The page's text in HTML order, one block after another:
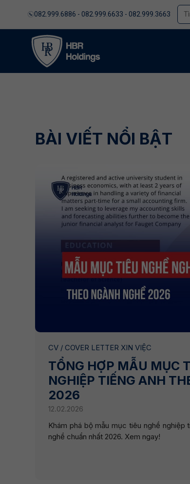
082.999.6886 - 082.999.6633 - 082.999.3663
BÀI VIẾT NỔI BẬT
CV / COVER LETTER XIN VIỆC
TỔNG HỢP MẪU MỤC
NGHIỆP TIẾNG ANH
2026
12.02.2026
Khám phá bộ mẫu mục tiêu nghề nghiệp
nghề chuẩn nhất 2026. Xem ngay!